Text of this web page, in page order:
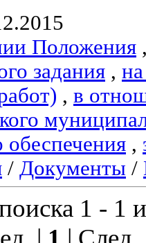
Положения
задания ,
, в
обеспечения ,
/ Документы /
1 - 1